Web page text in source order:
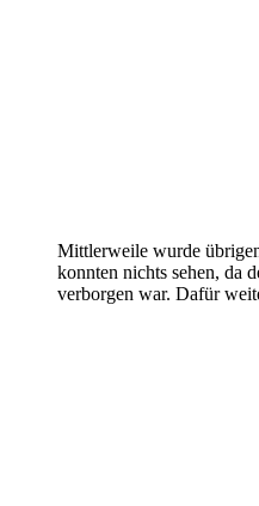
Mittlerweile wurde
konnten nichts sehen, da
verborgen war. Dafür